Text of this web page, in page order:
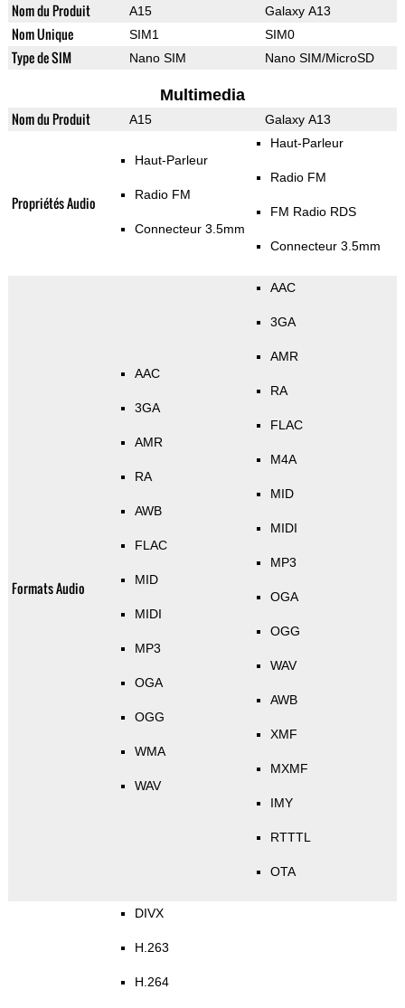
Nom du Produit A15 Galaxy A13
Nom Unique SIM1 SIM0
Type de SIM Nano SIM Nano SIM/MicroSD
Multimedia
Nom du Produit A15 Galaxy A13
Propriétés Audio
Haut-Parleur
Radio FM
Connecteur 3.5mm
Haut-Parleur
Radio FM
FM Radio RDS
Connecteur 3.5mm
Formats Audio
AAC
3GA
AMR
RA
AWB
FLAC
MID
MIDI
MP3
OGA
OGG
WMA
WAV
AAC
3GA
AMR
RA
FLAC
M4A
MID
MIDI
MP3
OGA
OGG
WAV
AWB
XMF
MXMF
IMY
RTTTL
OTA
DIVX
H.263
H.264